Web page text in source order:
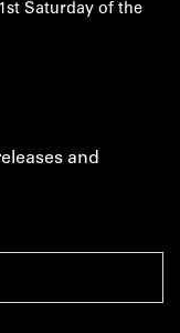
Saturday of the
and